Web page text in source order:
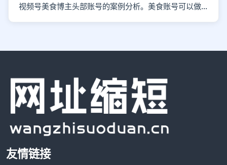
视频号美食博主头部账号的案例分析。美食账号可以做哪些类型的内容？
友情链接